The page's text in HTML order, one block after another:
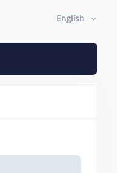
English